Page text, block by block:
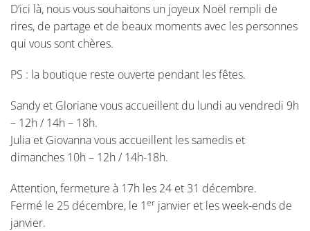
D’ici là, nous vous souhaitons un joyeux Noël rempli de
rires, de partage et de beaux moments avec les personnes
qui vous sont chères.
PS : la boutique reste ouverte pendant les fêtes.
Sandy et Gloriane vous accueillent du lundi au vendredi 9h
– 12h / 14h – 18h.
Julia et Giovanna vous accueillent les samedis et
dimanches 10h – 12h / 14h-18h.
Attention, fermeture à 17h les 24 et 31 décembre.
Fermé le 25 décembre, le 1er janvier et les week-ends de
janvier.